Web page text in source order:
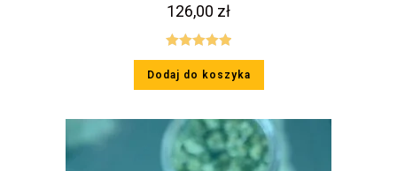
126,00 zł
Oceniono
5.00 na 5
Dodaj do koszyka